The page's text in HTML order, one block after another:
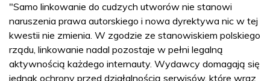
"Samo linkowanie do cudzych utworów nie stanowi
naruszenia prawa autorskiego i nowa dyrektywa nic w tej
kwestii nie zmienia. W zgodzie ze stanowiskiem polskiego
rządu, linkowanie nadal pozostaje w pełni legalną
aktywnością każdego internauty. Wydawcy domagają się
jednak ochrony przed działalnością serwisów, które wraz